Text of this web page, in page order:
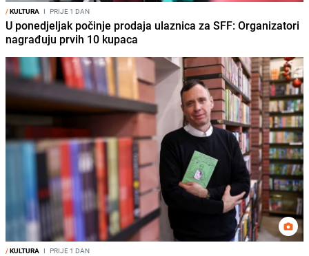
/KULTURA I PRIJE 1 DAN
U ponedjeljak počinje prodaja ulaznica za SFF: Organizatori
nagrađuju prvih 10 kupaca
/KULTURA I PRIJE 1 DAN